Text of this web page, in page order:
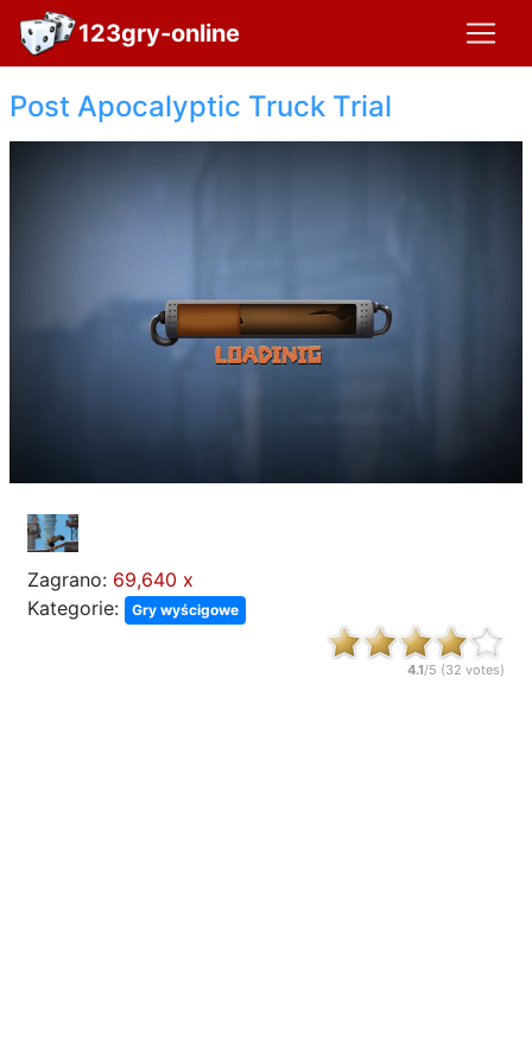
123gry-online
Post Apocalyptic Truck Trial
Zagrano: 69,640 x
Kategorie:
Gry wyścigowe
4.1/5 (32 votes)